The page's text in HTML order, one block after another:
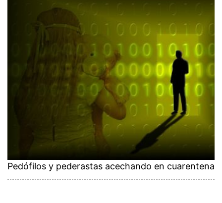
Pedófilos y pederastas acechando en cuarentena